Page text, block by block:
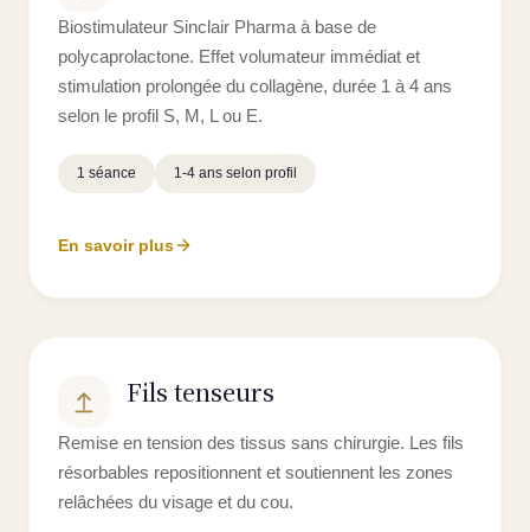
Biostimulateur Sinclair Pharma à base de
polycaprolactone. Effet volumateur immédiat et
stimulation prolongée du collagène, durée 1 à 4 ans
selon le profil S, M, L ou E.
1 séance 1-4 ans selon profil
En savoir plus
Fils tenseurs
Remise en tension des tissus sans chirurgie. Les fils
résorbables repositionnent et soutiennent les zones
relâchées du visage et du cou.